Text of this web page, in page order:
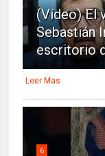
(Vídeo) El
Sebastián
escritorio
Leer Mas
6